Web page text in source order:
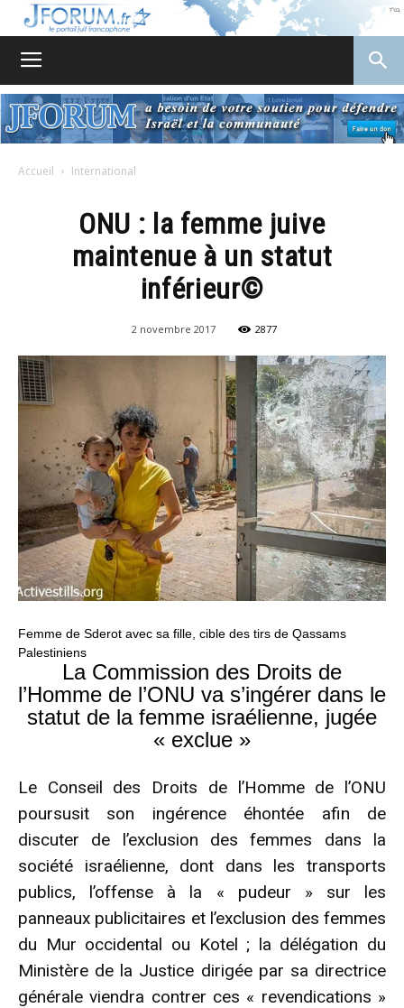
Accueil International
ONU : la femme juive
maintenue à un statut
inférieur©
2 novembre 2017 2877
Femme de Sderot avec sa fille, cible des tirs de Qassams
Palestiniens
La Commission des Droits de
l’Homme de l’ONU va s’ingérer dans le
statut de la femme israélienne, jugée
« exclue »
Le Conseil des Droits de l’Homme de l’ONU
poursusit son ingérence éhontée afin de
discuter de l’exclusion des femmes dans la
société israélienne, dont dans les transports
publics, l’offense à la « pudeur » sur les
panneaux publicitaires et l’exclusion des femmes
du Mur occidental ou Kotel ; la délégation du
Ministère de la Justice dirigée par sa directrice
générale viendra contrer ces « revendications »